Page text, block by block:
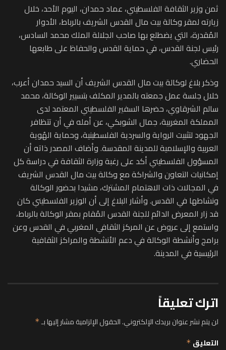
ثمن وزير الثقافة الفلسطيني، عماد حمدان، اليوم الأحد، خلال
زيارته لمقر وكالة بيت مال القدس الشريف بالرباط، الأدوار
المُقدرة، التي يضطلع بها صاحب الجلالة الملك محمد السادس،
رئيس لجنة القدس، في حماية القدس والحفاظ على طابعها
الحضاري.
وذكر بلاغ لوكالة بيت مال القدس الشريف أن السيد حمدان أعرب،
خلال جلسة عمل جمعته بالمدير المكلف بتسيير الوكالة، محمد
سالم الشرقاوي، حضرها السفير الفلسطيني المعتمد لدى
المملكة المغربية، جمال الشوبكي، عن أمله في أن تتظافر
الجهود لتثبيت الرواية والسردية الفلسطينية، وحماية الهُوية
العربية والإسلامية للمدينة المقدسة. وأضاف المصدر ذاته أن
المسؤول الفلسطيني أكد على رغبة وزارة الثقافة في دراسة كل
إمكانيات التعاون والشراكة مع وكالة بيت مال القدس الشريف
في المجالات ذات الاهتمام المشترك، مشيدا بحضور الوكالة
ونشاطها في القدس. وأشار البلاغ إلى أن الوزير الفلسطيني كان
قد زار المعرض الدائم للجنة القدس المُقام بمقر الوكالة بالرباط،
واستمع إلى عروض عن المركز الثقافي المغربي في القدس وعن
برامج وأنشطة الوكالة في دعم الأنشطة والمراكز الثقافية
الرئيسية في المدينة.
اترك تعليقاً
لن يتم نشر عنوان بريدك الإلكتروني.الحقول الإلزامية مشار إليها بـ*
التعليق *